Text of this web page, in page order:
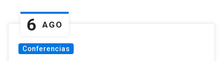
6 AGO
Conferencias